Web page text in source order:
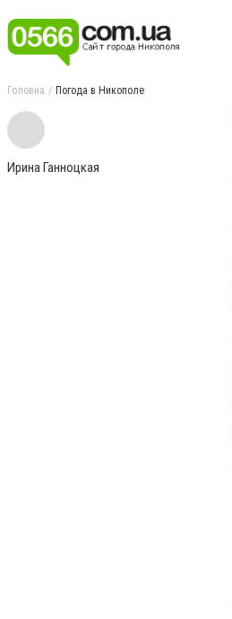
Головна Погода в Никополе
Ирина Ганноцкая